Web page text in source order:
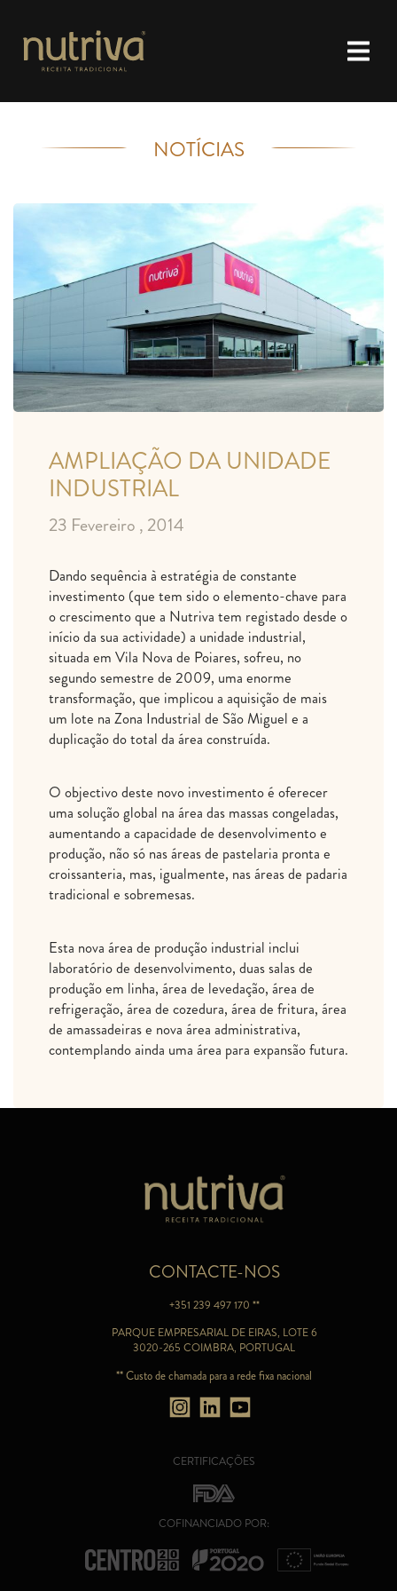
NOTÍCIAS
AMPLIAÇÃO DA UNIDADE
INDUSTRIAL
23 Fevereiro , 2014
Dando sequência à estratégia de constante
investimento (que tem sido o elemento-chave para
o crescimento que a Nutriva tem registado desde o
início da sua actividade) a unidade industrial,
situada em Vila Nova de Poiares, sofreu, no
segundo semestre de 2009, uma enorme
transformação, que implicou a aquisição de mais
um lote na Zona Industrial de São Miguel e a
duplicação do total da área construída.
O objectivo deste novo investimento é oferecer
uma solução global na área das massas congeladas,
aumentando a capacidade de desenvolvimento e
produção, não só nas áreas de pastelaria pronta e
croissanteria, mas, igualmente, nas áreas de padaria
tradicional e sobremesas.
Esta nova área de produção industrial inclui
laboratório de desenvolvimento, duas salas de
produção em linha, área de levedação, área de
refrigeração, área de cozedura, área de fritura, área
de amassadeiras e nova área administrativa,
contemplando ainda uma área para expansão futura.
CONTACTE-NOS
+351 239 497 170 **
PARQUE EMPRESARIAL DE EIRAS, LOTE 6
3020-265 COIMBRA, PORTUGAL
** Custo de chamada para a rede fixa nacional
CERTIFICAÇÕES
COFINANCIADO POR: